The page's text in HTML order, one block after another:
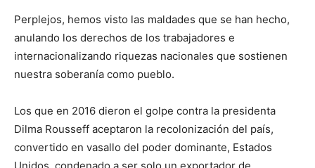
Perplejos, hemos visto las maldades que se han hecho,
anulando los derechos de los trabajadores e
internacionalizando riquezas nacionales que sostienen
nuestra soberanía como pueblo.
Los que en 2016 dieron el golpe contra la presidenta
Dilma Rousseff aceptaron la recolonización del país,
convertido en vasallo del poder dominante, Estados